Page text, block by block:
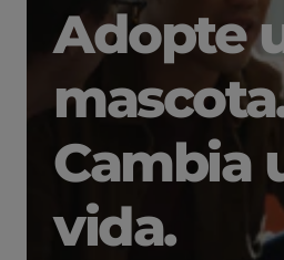
Adopte
Cambia
vida.